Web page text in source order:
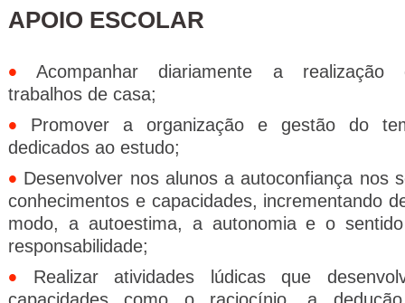
APOIO ESCOLAR
• Acompanhar diariamente a realização
trabalhos de casa;
• Promover a organização e gestão do
dedicados ao estudo;
• Desenvolver nos alunos a autoconfiança nos
conhecimentos e capacidades, incrementando
modo, a autoestima, a autonomia e o
responsabilidade;
• Realizar atividades lúdicas que